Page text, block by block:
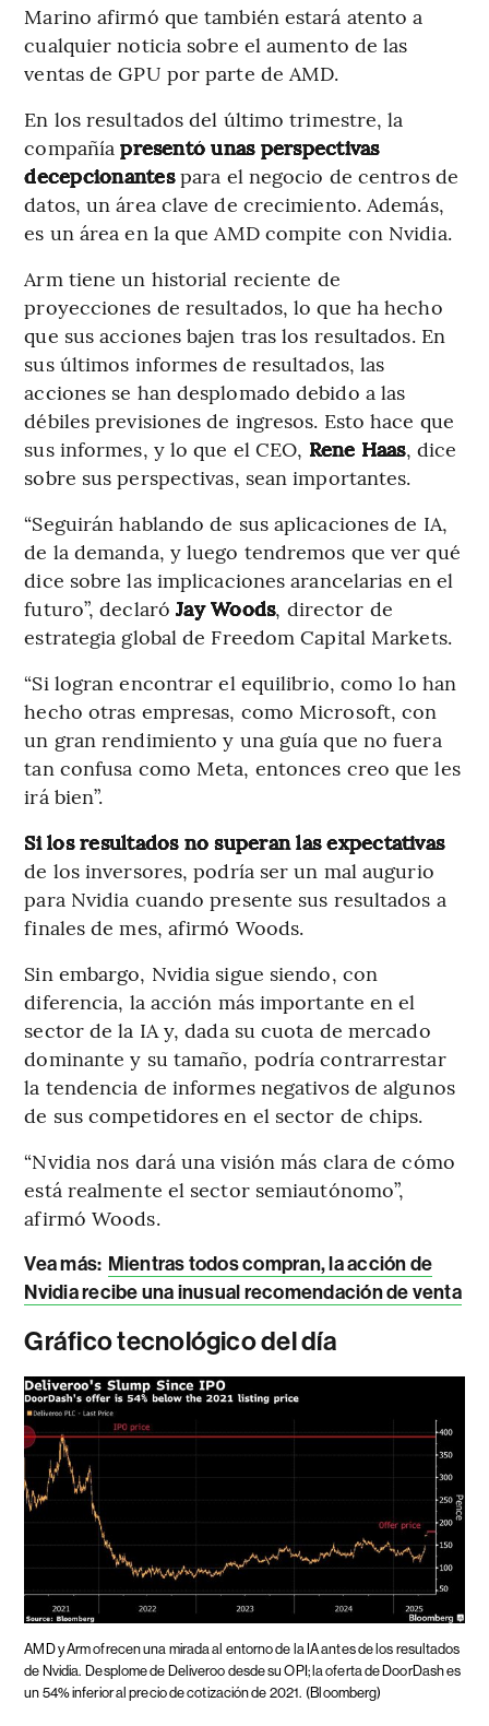
Marino afirmó que también estará atento a
cualquier noticia sobre el aumento de las
ventas de GPU por parte de AMD.
En los resultados del último trimestre, la
compañíapresentó unas perspectivas
decepcionantespara el negocio de centros de
datos, un área clave de crecimiento. Además,
es un área en la que AMD compite con Nvidia.
Arm tiene un historial reciente de
proyecciones de resultados, lo que ha hecho
que sus acciones bajen tras los resultados. En
sus últimos informes de resultados, las
acciones se han desplomado debido a las
débiles previsiones de ingresos. Esto hace que
sus informes, y lo que el CEO, Rene Haas, dice
sobre sus perspectivas, sean importantes.
“Seguirán hablando de sus aplicaciones de IA,
de la demanda, y luego tendremos que ver qué
dice sobre las implicaciones arancelarias en el
futuro”, declaró Jay Woods, director de
estrategia global de Freedom Capital Markets.
“Si logran encontrar el equilibrio, como lo han
hecho otras empresas, como Microsoft, con
un gran rendimiento y una guía que no fuera
tan confusa como Meta, entonces creo que les
irá bien”.
Si los resultados no superan las expectativas
de los inversores, podría ser un mal augurio
para Nvidia cuando presente sus resultados a
finales de mes, afirmó Woods.
Sin embargo, Nvidia sigue siendo, con
diferencia, la acción más importante en el
sector de la IA y, dada su cuota de mercado
dominante y su tamaño, podría contrarrestar
la tendencia de informes negativos de algunos
de sus competidores en el sector de chips.
“Nvidia nos dará una visión más clara de cómo
está realmente el sector semiautónomo”,
afirmó Woods.
Vea más: Mientras todos compran, la acción de
Nvidia recibe una inusual recomendación de venta
Gráfico tecnológico del día
AMD y Arm ofrecen una mirada al entorno de la IA antes de los resultados
de Nvidia. Desplome de Deliveroo desde su OPI; la oferta de DoorDash es
un 54% inferior al precio de cotización de 2021. (Bloomberg)